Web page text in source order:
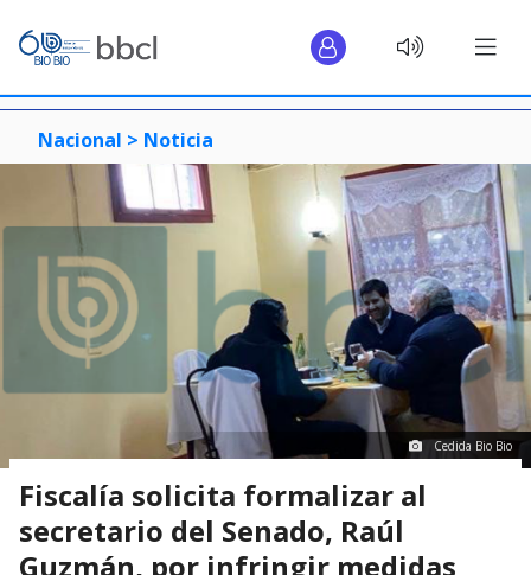
Nacional > Noticia
Cedida Bio Bio
Fiscalía solicita formalizar al
secretario del Senado, Raúl
Guzmán, por infringir medidas